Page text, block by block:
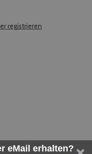
eMail erhalten?
registrieren